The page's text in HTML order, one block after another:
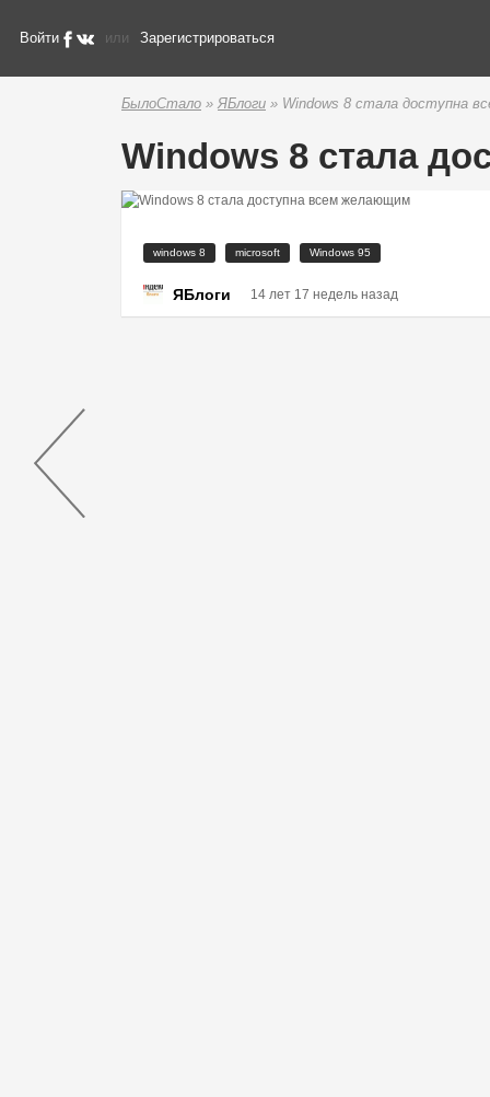
Войти или Зарегистрироваться
БылоСтало » ЯБлоги » Windows 8 стала доступна
Windows 8 стала
windows 8 microsoft Windows 95
ЯБлоги 14 лет 17 недель назад